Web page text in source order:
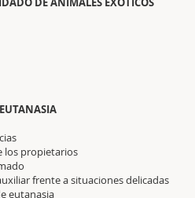
los propietarios
frente a situaciones delicadas
eutanasia